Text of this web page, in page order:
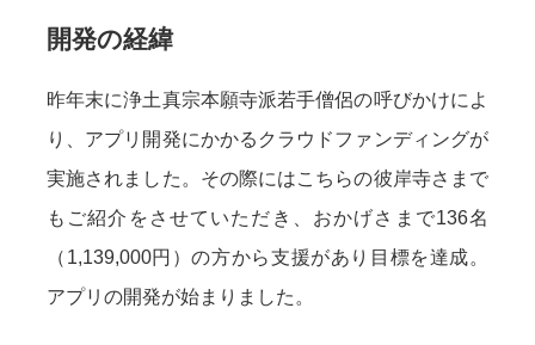
開発の経緯
昨年末に浄土真宗本願寺派若手僧侶の呼びかけによ
り、アプリ開発にかかるクラウドファンディングが
実施されました。その際にはこちらの彼岸寺さまで
もご紹介をさせていただき、おかげさまで136名
（1,139,000円）の方から支援があり目標を達成。
アプリの開発が始まりました。